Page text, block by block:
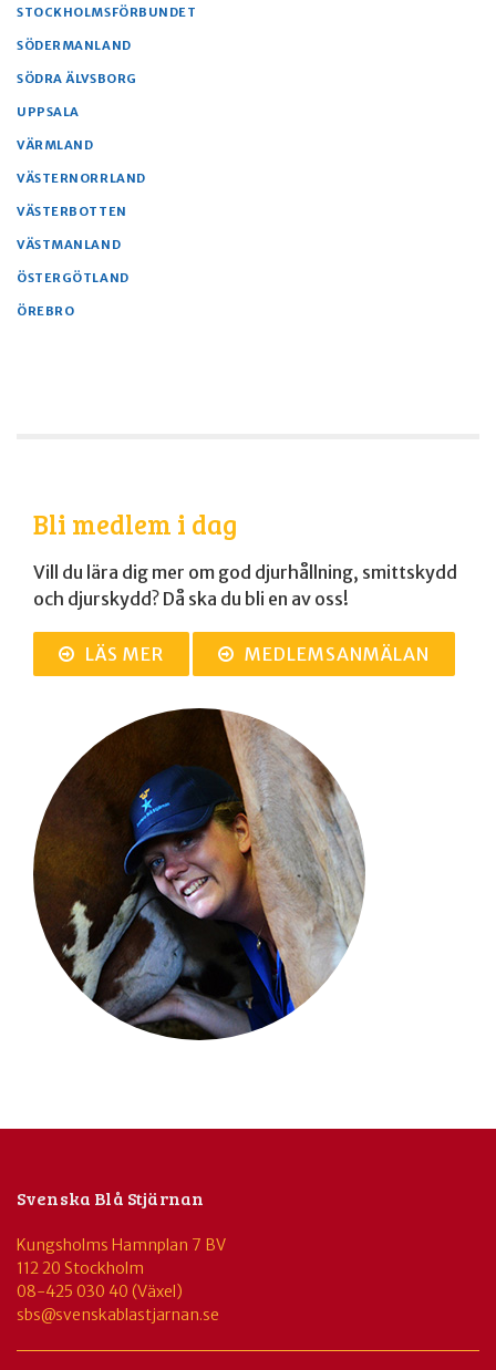
STOCKHOLMSFÖRBUNDET
SÖDERMANLAND
SÖDRA ÄLVSBORG
UPPSALA
VÄRMLAND
VÄSTERNORRLAND
VÄSTERBOTTEN
VÄSTMANLAND
ÖSTERGÖTLAND
ÖREBRO
Bli medlem i dag
Vill du lära dig mer om god djurhållning, smittskydd
och djurskydd? Då ska du bli en av oss!
LÄS MER MEDLEMSANMÄLAN
Svenska Blå Stjärnan
Kungsholms Hamnplan 7 BV
112 20 Stockholm
08-425 030 40 (Växel)
sbs@svenskablastjarnan.se